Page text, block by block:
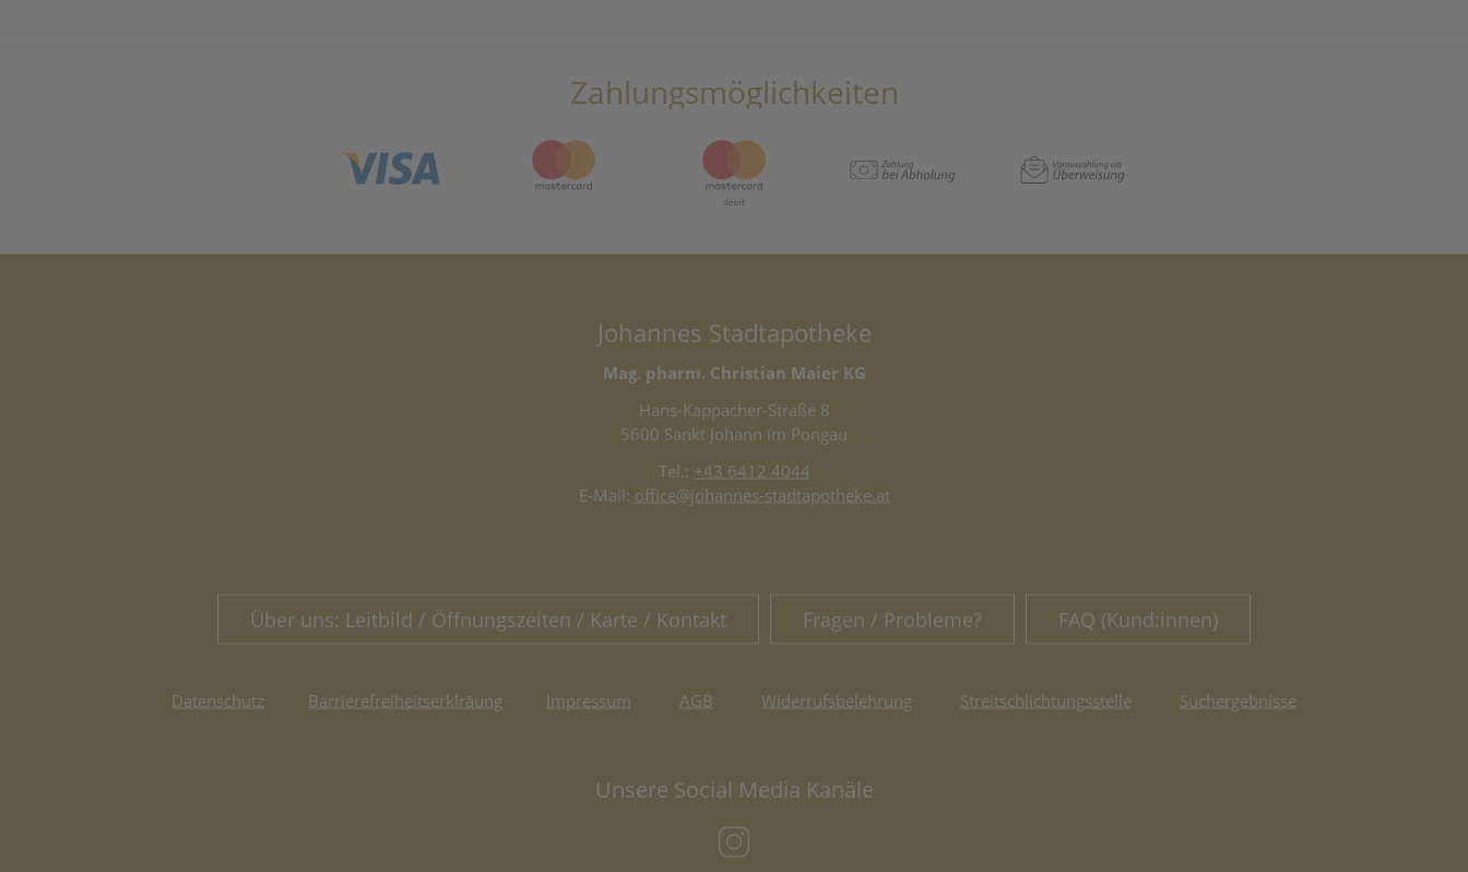
Zahlungsmöglichkeiten
Johannes Stadtapotheke
Mag. pharm. Christian Maier KG
Hans-Kappacher-Straße 8
5600 Sankt Johann im Pongau
Tel.: +43 6412 4044
E-Mail: office@johannes-stadtapotheke.at
Über uns: Leitbild / Öffnungszeiten / Karte / Kontakt Fragen / Probleme? FAQ (Kund:innen)
Datenschutz Barrierefreiheitserklräung Impressum AGB Widerrufsbelehrung Streitschlichtungsstelle Suchergebnisse
Unsere Social Media Kanäle